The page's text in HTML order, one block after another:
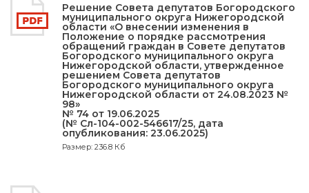
Решение Совета депутатов Богородского
муниципального округа Нижегородской
области «О внесении изменения в
Положение о порядке рассмотрения
обращений граждан в Совете депутатов
Богородского муниципального округа
Нижегородской области, утвержденное
решением Совета депутатов
Богородского муниципального округа
Нижегородской области от 24.08.2023 №
98»
№ 74 от 19.06.2025
(№ Сл-104-002-546617/25, дата
опубликования: 23.06.2025)
Размер: 236.8 Кб